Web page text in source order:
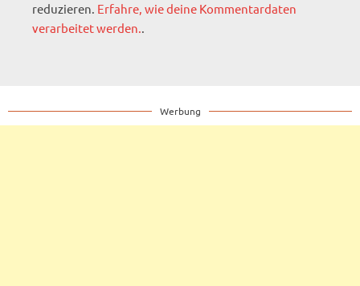
reduzieren. Erfahre, wie deine Kommentardaten
verarbeitet werden..
Werbung